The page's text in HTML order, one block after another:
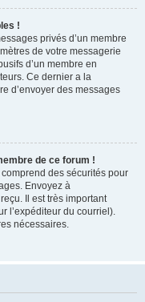
!
privés d’un membre
de votre messagerie
d’un membre en
Ce dernier a la
d’envoyer des messages
de ce forum !
des sécurités pour
Envoyez à
Il est très important
l’expéditeur du courriel).
nécessaires.